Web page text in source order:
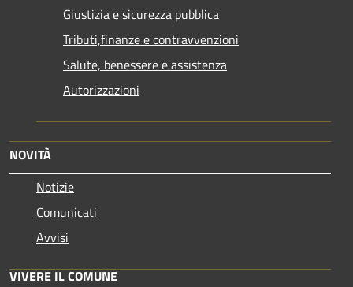
Giustizia e sicurezza pubblica
Tributi,finanze e contravvenzioni
Salute, benessere e assistenza
Autorizzazioni
NOVITÀ
Notizie
Comunicati
Avvisi
VIVERE IL COMUNE